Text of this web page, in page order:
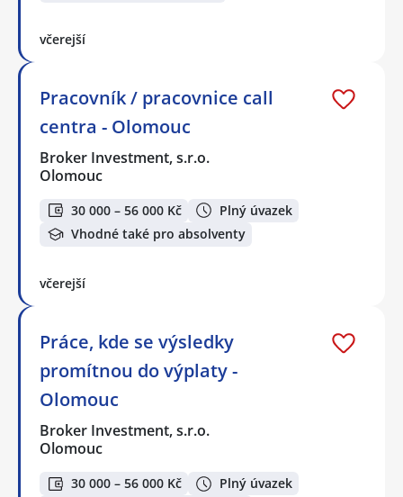
včerejší
Pracovník / pracovnice call
centra - Olomouc
Broker Investment, s.r.o.
Olomouc
30 000 – 56 000 Kč
Plný úvazek
Vhodné také pro absolventy
včerejší
Práce, kde se výsledky
promítnou do výplaty -
Olomouc
Broker Investment, s.r.o.
Olomouc
30 000 – 56 000 Kč
Plný úvazek